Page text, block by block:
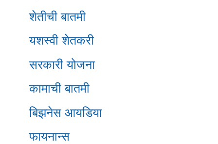
शेतीची बातमी
यशस्वी शेतकरी
सरकारी योजना
कामाची बातमी
बिझनेस आयडिया
फायनान्स